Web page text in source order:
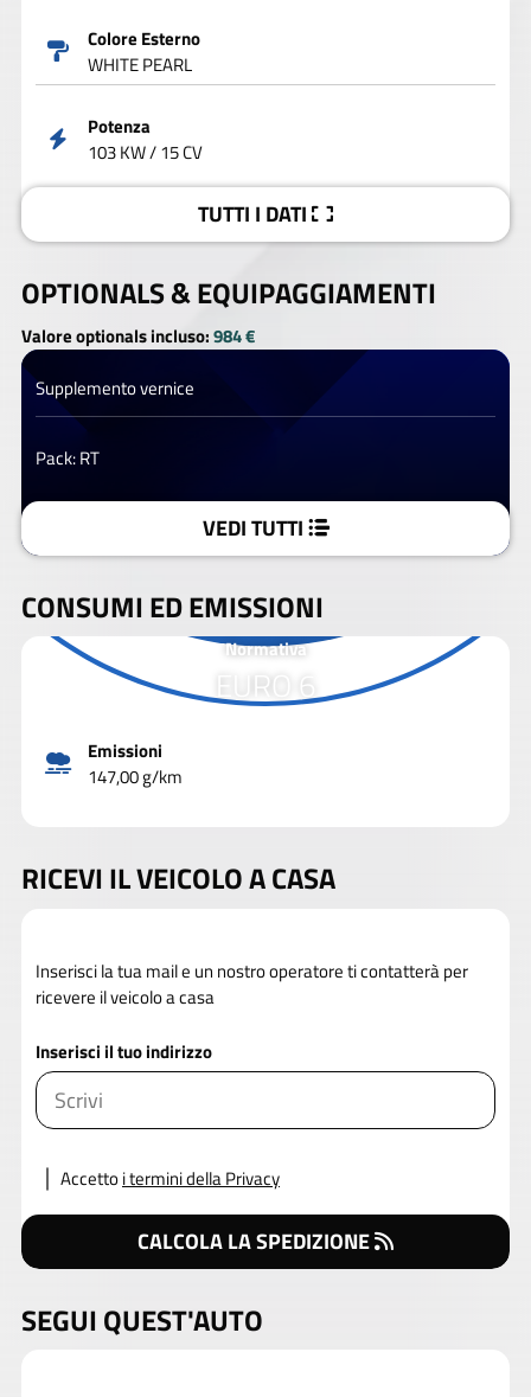
Colore Esterno
WHITE PEARL
Potenza
103 KW / 15 CV
TUTTI I DATI
OPTIONALS &EQUIPAGGIAMENTI
Valore optionals incluso:984 €
Supplemento vernice
Pack: RT
VEDI TUTTI
CONSUMI ED EMISSIONI
Normativa
EURO 6
Emissioni
147,00 g/km
RICEVI IL VEICOLO A CASA
Inserisci la tua mail e un nostro operatore ti contatterà per
ricevere il veicolo a casa
Inserisci il tuo indirizzo
Accettoi termini della Privacy
CALCOLA LA SPEDIZIONE
SEGUI QUEST'AUTO